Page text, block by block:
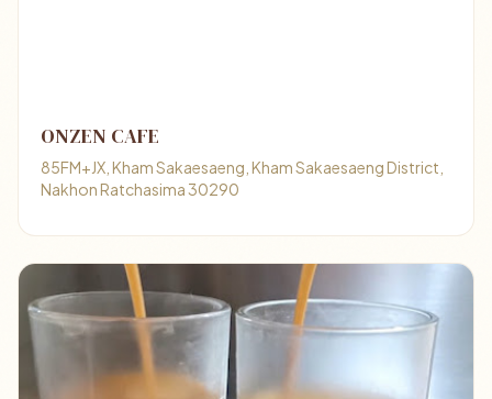
ONZEN CAFE
85FM+JX, Kham Sakaesaeng, Kham Sakaesaeng District,
Nakhon Ratchasima 30290